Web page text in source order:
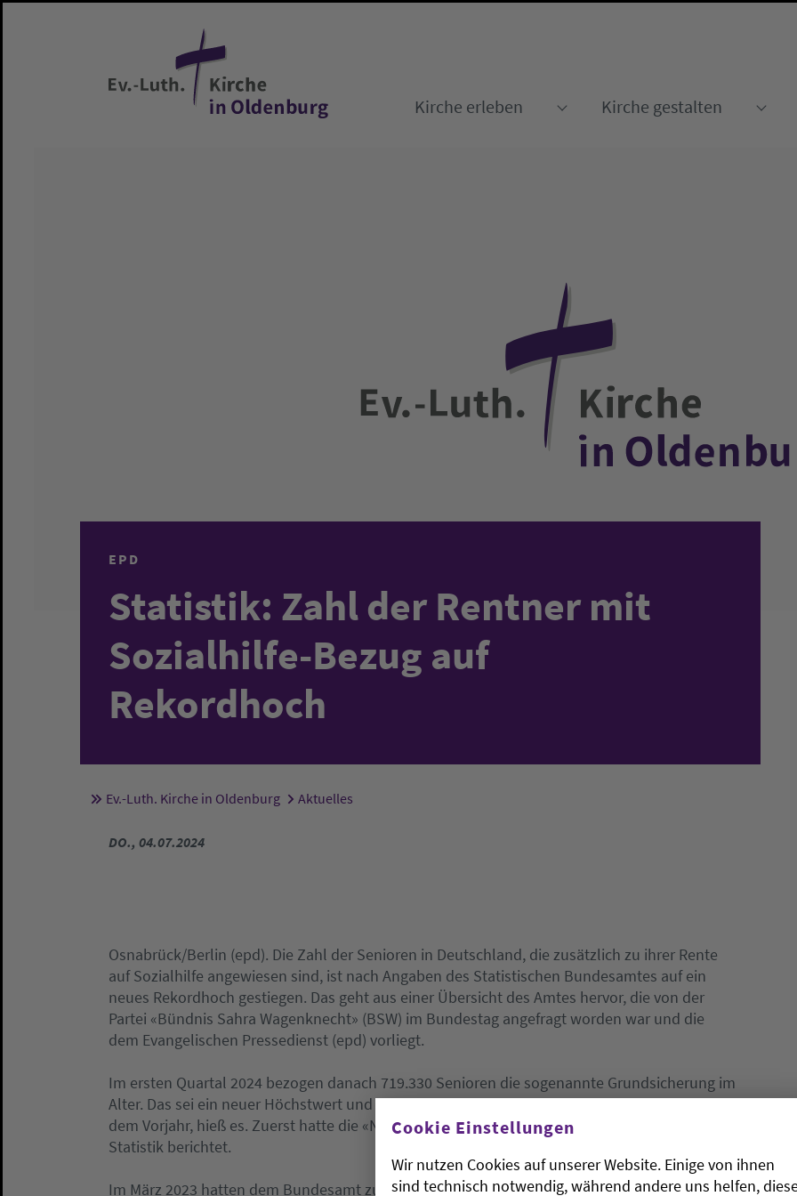
Kirche erleben
Kirche gestalten
EPD
Statistik: Zahl der Rentner mit
Sozialhilfe-Bezug auf
Rekordhoch
Sie sind hier:
Ev.-Luth. Kirche in Oldenburg Aktuelles
DO., 04.07.2024
Osnabrück/Berlin (epd). Die Zahl der Senioren in Deutschland, die zusätzlich zu ihrer Rente
auf Sozialhilfe angewiesen sind, ist nach Angaben des Statistischen Bundesamtes auf ein
neues Rekordhoch gestiegen. Das geht aus einer Übersicht des Amtes hervor, die von der
Partei «Bündnis Sahra Wagenknecht» (BSW) im Bundestag angefragt worden war und die
dem Evangelischen Pressedienst (epd) vorliegt.
Im ersten Quartal 2024 bezogen danach 719.330 Senioren die sogenannte Grundsicherung im
Alter. Das sei ein neuer Höchstwert und bedeute einen Anstieg um rund 35.000 gegenüber
dem Vorjahr, hieß es. Zuerst hatte die «Neue Osnabrücker Zeitung» (Donnerstag) über die
Statistik berichtet.
Im März 2023 hatten dem Bundesamt zufolge 684.360 Senioren Sozialhilfe bezogen. Im
Cookie Einstellungen
Wir nutzen Cookies auf unserer Website. Einige von ihnen
sind technisch notwendig, während andere uns helfen,